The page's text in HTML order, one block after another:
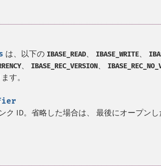
は、以下の IBASE_READ、 IBASE_WRITE、
、 IBASE_REC_VERSION、
す。
ク ID。省略した場合は、 最後にオープンし